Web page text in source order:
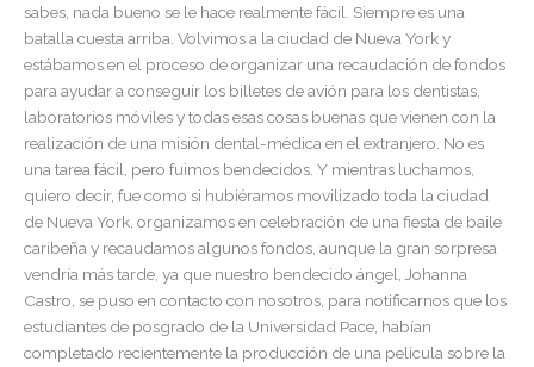
sabes, nada bueno se le hace realmente fácil. Siempre es una
batalla cuesta arriba. Volvimos a la ciudad de Nueva York y
estábamos en el proceso de organizar una recaudación de fondos
para ayudar a conseguir los billetes de avión para los dentistas,
laboratorios móviles y todas esas cosas buenas que vienen con la
realización de una misión dental-médica en el extranjero. No es
una tarea fácil, pero fuimos bendecidos. Y mientras luchamos,
quiero decir, fue como si hubiéramos movilizado toda la ciudad
de Nueva York, organizamos en celebración de una fiesta de baile
caribeña y recaudamos algunos fondos, aunque la gran sorpresa
vendría más tarde, ya que nuestro bendecido ángel, Johanna
Castro, se puso en contacto con nosotros, para notificarnos que los
estudiantes de posgrado de la Universidad Pace, habían
completado recientemente la producción de una película sobre la